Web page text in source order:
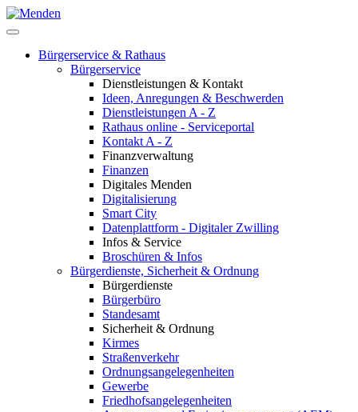
Bürgerservice & Rathaus
Bürgerservice
Dienstleistungen & Kontakt
Ideen, Anregungen & Beschwerden
Dienstleistungen A - Z
Rathaus online - Serviceportal
Kontakt A - Z
Finanzverwaltung
Finanzen
Digitales Menden
Digitalisierung
Smart City
Datenplattform - Digitaler Zwilling
Infos & Service
Broschüren & Infos
Bürgerdienste, Sicherheit & Ordnung
Bürgerdienste
Bürgerbüro
Standesamt
Sicherheit & Ordnung
Kirmes
Straßenverkehr
Ordnungsangelegenheiten
Gewerbe
Friedhofsangelegenheiten